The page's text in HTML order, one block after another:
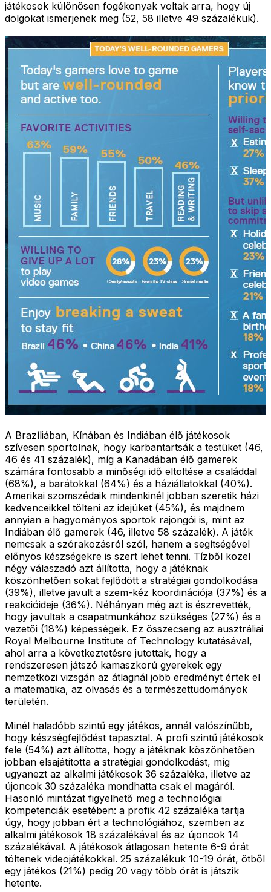
játékosok különösen fogékonyak voltak arra, hogy új
dolgokat ismerjenek meg (52, 58 illetve 49 százalékuk).
A Brazíliában, Kínában és Indiában élő játékosok
szívesen sportolnak, hogy karbantartsák a testüket (46,
46 és 41 százalék), míg a Kanadában élő gamerek
számára fontosabb a minőségi idő eltöltése a családdal
(68%), a barátokkal (64%) és a háziállatokkal (40%).
Amerikai szomszédaik mindenkinél jobban szeretik házi
kedvenceikkel tölteni az idejüket (45%), és majdnem
annyian a hagyományos sportok rajongói is, mint az
Indiában élő gamerek (46, illetve 58 százalék). A játék
nemcsak a szórakozásról szól, hanem a segítségével
előnyös készségekre is szert lehet tenni. Tízből közel
négy válaszadó azt állította, hogy a játéknak
köszönhetően sokat fejlődött a stratégiai gondolkodása
(39%), illetve javult a szem-kéz koordinációja (37%) és a
reakcióideje (36%). Néhányan még azt is észrevették,
hogy javultak a csapatmunkához szükséges (27%) és a
vezetői (18%) képességeik. Ez összecseng az ausztráliai
Royal Melbourne Institute of Technology kutatásával,
ahol arra a következtetésre jutottak, hogy a
rendszeresen játszó kamaszkorú gyerekek egy
nemzetközi vizsgán az átlagnál jobb eredményt értek el
a matematika, az olvasás és a természettudományok
területén.
Minél haladóbb szintű egy játékos, annál valószínűbb,
hogy készségfejlődést tapasztal. A profi szintű játékosok
fele (54%) azt állította, hogy a játéknak köszönhetően
jobban elsajátította a stratégiai gondolkodást, míg
ugyanezt az alkalmi játékosok 36 százaléka, illetve az
újoncok 30 százaléka mondhatta csak el magáról.
Hasonló mintázat figyelhető meg a technológiai
kompetenciák esetében: a profik 42 százaléka tartja
úgy, hogy jobban ért a technológiához, szemben az
alkalmi játékosok 18 százalékával és az újoncok 14
százalékával. A játékosok átlagosan hetente 6-9 órát
töltenek videojátékokkal. 25 százalékuk 10-19 órát, ötből
egy játékos (21%) pedig 20 vagy több órát is játszik
hetente.